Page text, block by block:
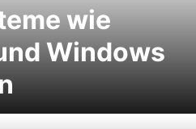
wie
Windows